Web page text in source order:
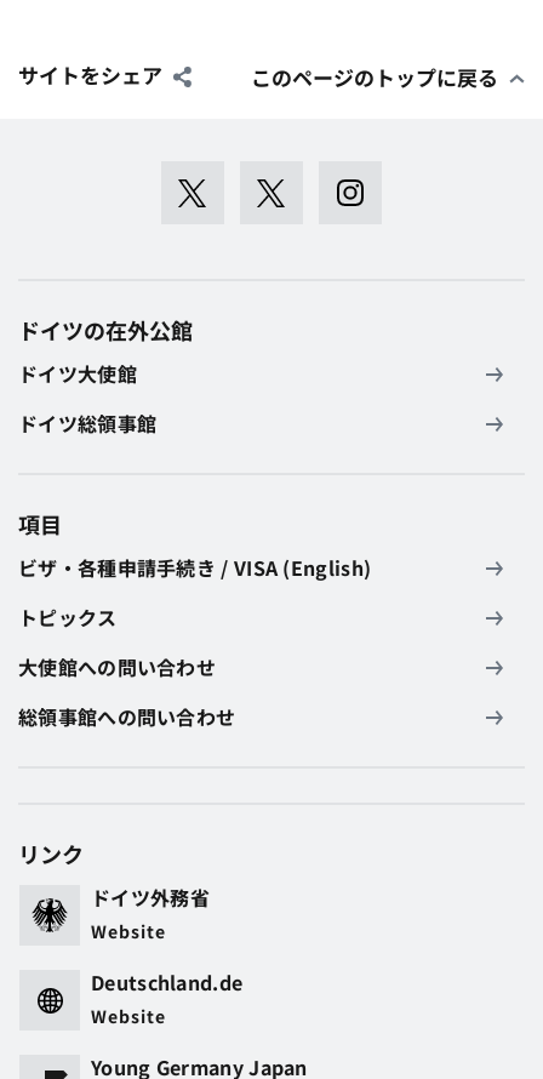
サイトをシェア このページのトップに戻る
ドイツの在外公館
ドイツ大使館
ドイツ総領事館
項目
ビザ・各種申請手続き / VISA (English)
トピックス
大使館への問い合わせ
総領事館への問い合わせ
リンク
ドイツ外務省
Website
Deutschland.de
Website
Young Germany Japan